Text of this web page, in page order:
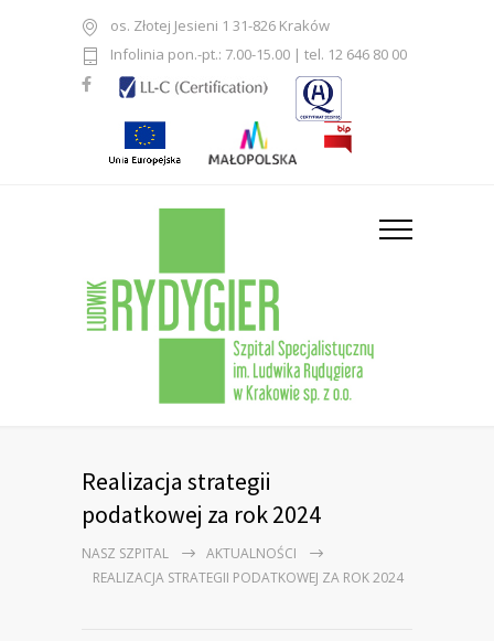
os. Złotej Jesieni 1 31-826 Kraków
Infolinia pon.-pt.: 7.00-15.00 | tel. 12 646 80 00
Realizacja strategii
podatkowej za rok 2024
NASZ SZPITAL
AKTUALNOŚCI
REALIZACJA STRATEGII PODATKOWEJ ZA ROK 2024